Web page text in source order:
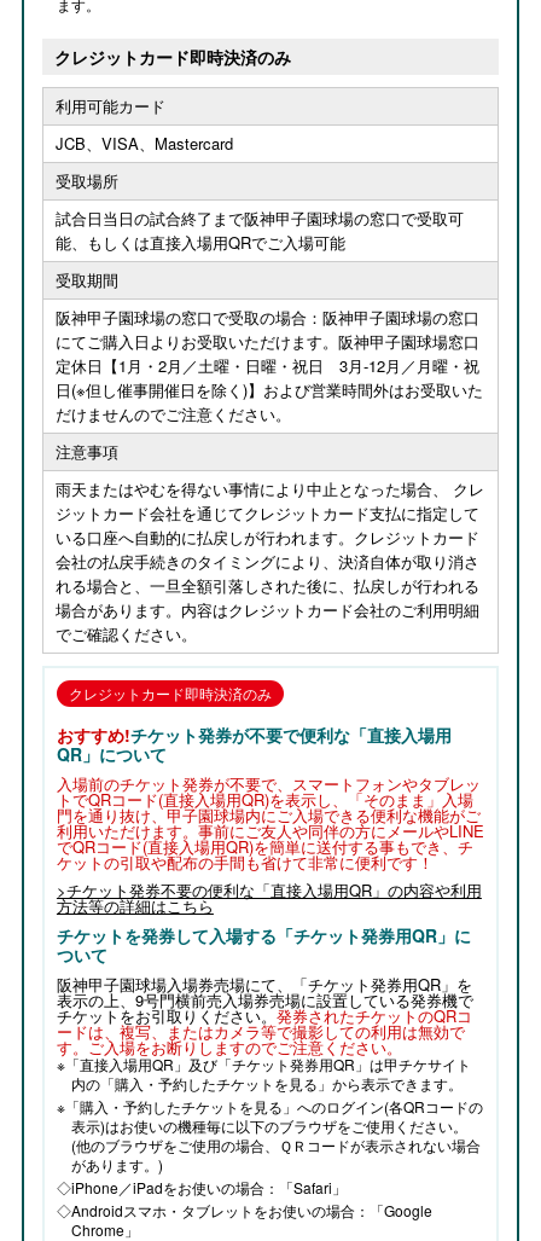
クレジットカード即時決済のみ
利用可能カード
JCB、VISA、Mastercard
受取場所
試合日当日の試合終了まで阪神甲子園球場の窓口で受取可
能、もしくは直接入場用QRでご入場可能
受取期間
阪神甲子園球場の窓口で受取の場合：阪神甲子園球場の窓口
にてご購入日よりお受取いただけます。阪神甲子園球場窓口
定休日【1月・2月／土曜・日曜・祝日 3月-12月／月曜・祝
日(※但し催事開催日を除く)】および営業時間外はお受取いた
だけませんのでご注意ください。
注意事項
雨天またはやむを得ない事情により中止となった場合、 クレ
ジットカード会社を通じてクレジットカード支払に指定して
いる口座へ自動的に払戻しが行われます。クレジットカード
会社の払戻手続きのタイミングにより、決済自体が取り消さ
れる場合と、一旦全額引落しされた後に、払戻しが行われる
場合があります。内容はクレジットカード会社のご利用明細
でご確認ください。
クレジットカード即時決済のみ
おすすめ!チケット発券が不要で便利な「直接入場用
QR」について
入場前のチケット発券が不要で、スマートフォンやタブレッ
トでQRコード(直接入場用QR)を表示し、「そのまま」入場
門を通り抜け、甲子園球場内にご入場できる便利な機能がご
利用いただけます。事前にご友人や同伴の方にメールやLINE
でQRコード(直接入場用QR)を簡単に送付する事もでき、チ
ケットの引取や配布の手間も省けて非常に便利です！
>チケット発券不要の便利な「直接入場用QR」の内容や利用
方法等の詳細はこちら
チケットを発券して入場する「チケット発券用QR」に
ついて
阪神甲子園球場入場券売場にて、「チケット発券用QR」を
表示の上、9号門横前売入場券売場に設置している発券機で
チケットをお引取りください。発券されたチケットのQRコ
ードは、 複写、またはカメラ等で撮影しての利用は無効で
す。 ご入場をお断りしますのでご注意ください。
※「直接入場用QR」及び「チケット発券用QR」は甲チケサイト
内の「購入・予約したチケットを見る」から表示できます。
※「購入・予約したチケットを見る」へのログイン(各QRコードの
表示)はお使いの機種毎に以下のブラウザをご使用ください。
(他のブラウザをご使用の場合、ＱＲコードが表示されない場合
があります。)
◇iPhone／iPadをお使いの場合：「Safari」
◇Androidスマホ・タブレットをお使いの場合：「Google
Chrome」